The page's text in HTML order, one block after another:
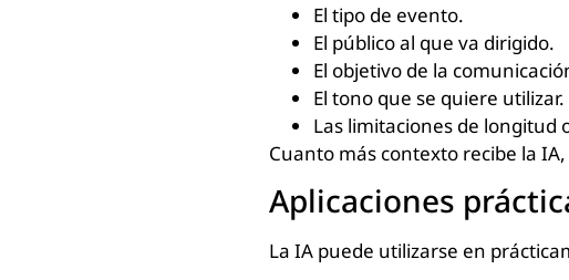
El tipo de evento.
El público al que va dirigido.
El objetivo de la
El tono que se quiere utilizar.
Las limitaciones de longitud
Cuanto más contexto recibe la
Aplicaciones
La IA puede utilizarse en